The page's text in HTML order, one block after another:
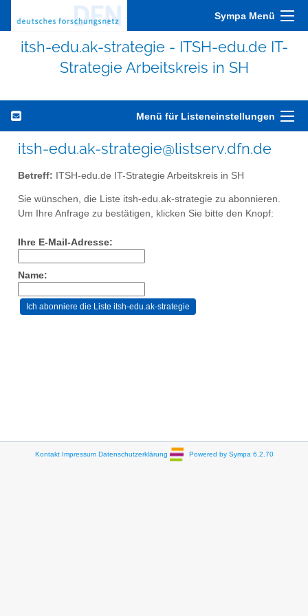
Sympa Menü
itsh-edu.ak-strategie - ITSH-edu.de IT-
Strategie Arbeitskreis in SH
Menü für Listeneinstellungen
itsh-edu.ak-strategie@listserv.dfn.de
Betreff: ITSH-edu.de IT-Strategie Arbeitskreis in SH
Sie wünschen, die Liste itsh-edu.ak-strategie zu abonnieren.
Um Ihre Anfrage zu bestätigen, klicken Sie bitte den Knopf:
Ihre E-Mail-Adresse:
Name:
Kontakt Impressum Datenschutzerklärung Powered by Sympa 6.2.70